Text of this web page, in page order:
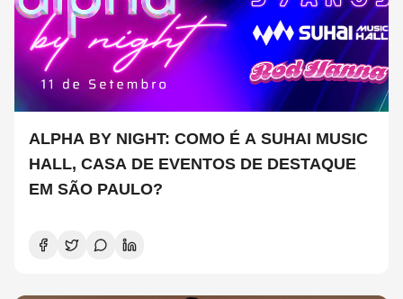
ALPHA BY NIGHT: COMO É A SUHAI MUSIC
HALL, CASA DE EVENTOS DE DESTAQUE
EM SÃO PAULO?